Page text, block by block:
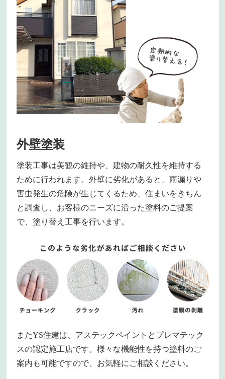
外壁塗装
塗装工事は美観の維持や、建物の耐久性を維持する
ために行われます。外壁に劣化があると、雨漏りや
害虫発生の危険が生じてくるため、住まいをきちん
と調査し、お客様のニーズに沿った塗料のご提案
で、塗り替え工事を行います。
またYS住建は、アステックペイントとプレマテック
スの認定施工店です。様々な機能性を持つ塗料のご
案内も可能ですので、お気軽にご相談ください。